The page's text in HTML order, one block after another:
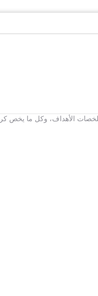
ملخصات الأهداف، وكل ما